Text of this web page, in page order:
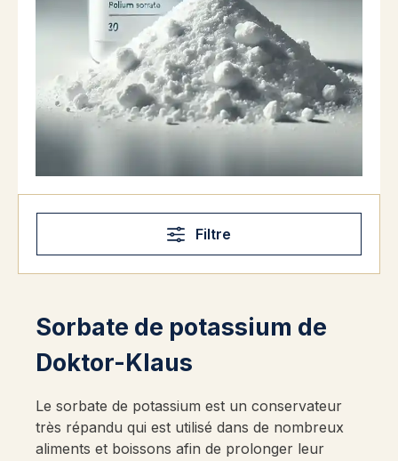
Filtre
Sorbate de potassium de
Doktor-Klaus
Le sorbate de potassium est un conservateur
très répandu qui est utilisé dans de nombreux
aliments et boissons afin de prolonger leur